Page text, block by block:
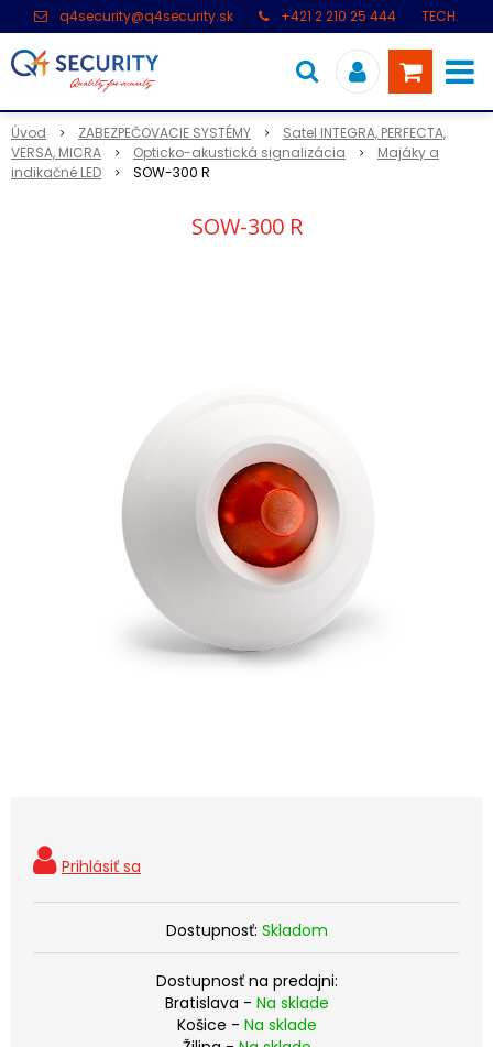
q4security@q4security.sk +421 2 210 25 444
TECH.
Úvod ZABEZPEČOVACIE SYSTÉMY
Satel INTEGRA, PERFECTA,
VERSA, MICRA
Opticko-akustická signalizácia
Majáky a
indikačné LED
SOW-300 R
SOW-300 R
Dostupnosť: Skladom
Dostupnosť na predajni:
Bratislava - Na sklade
Košice - Na sklade